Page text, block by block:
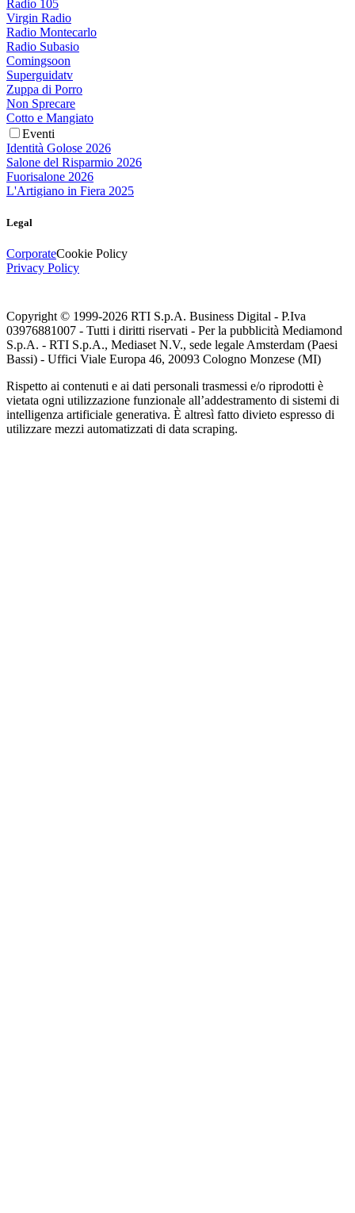
Radio 105
Virgin Radio
Radio Montecarlo
Radio Subasio
Comingsoon
Superguidatv
Zuppa di Porro
Non Sprecare
Cotto e Mangiato
Eventi
Identità Golose 2026
Salone del Risparmio 2026
Fuorisalone 2026
L'Artigiano in Fiera 2025
Legal
CorporateCookie Policy
Privacy Policy
Copyright © 1999-2026 RTI S.p.A. Business Digital - P.Iva
03976881007 - Tutti i diritti riservati - Per la pubblicità Mediamond
S.p.A. - RTI S.p.A., Mediaset N.V., sede legale Amsterdam (Paesi
Bassi) - Uffici Viale Europa 46, 20093 Cologno Monzese (MI)
Rispetto ai contenuti e ai dati personali trasmessi e/o riprodotti è
vietata ogni utilizzazione funzionale all’addestramento di sistemi di
intelligenza artificiale generativa. È altresì fatto divieto espresso di
utilizzare mezzi automatizzati di data scraping.